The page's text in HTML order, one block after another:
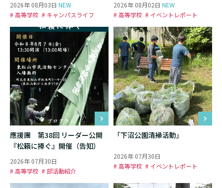
2026年 08月03日 NEW
# 高等学校 # キャンパスライフ
2026年 08月02日 NEW
# 高等学校 # イベントレポート
應援團 第38回 リーダー公開
『松籟に捧ぐ』開催（告知）
2026年 07月30日
# 高等学校 # 部活動紹介
「下沼公園清掃活動」
2026年 07月30日
# 高等学校 # イベントレポート